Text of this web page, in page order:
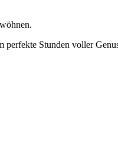
Stunden voller